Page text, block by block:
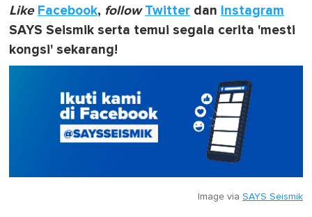
Like Facebook, follow Twitter dan Instagram
SAYS Seismik serta temui segala cerita 'mesti
kongsi' sekarang!
Image via SAYS Seismik